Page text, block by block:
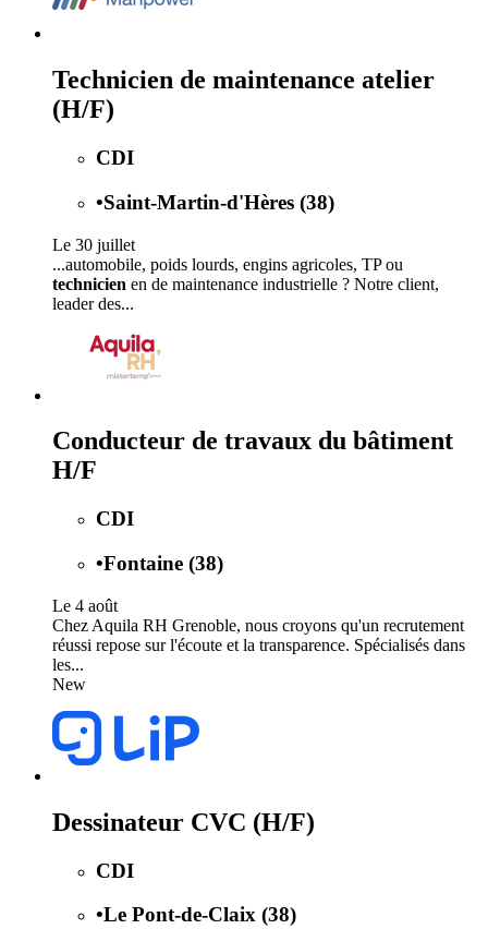
Technicien de maintenance atelier
(H/F)
CDI
•Saint-Martin-d'Hères (38)
Le 30 juillet
...automobile, poids lourds, engins agricoles, TP ou
technicien en de maintenance industrielle ? Notre client,
leader des...
Conducteur de travaux du bâtiment
H/F
CDI
•Fontaine (38)
Le 4 août
Chez Aquila RH Grenoble, nous croyons qu'un recrutement
réussi repose sur l'écoute et la transparence. Spécialisés dans
les...
New
Dessinateur CVC (H/F)
CDI
•Le Pont-de-Claix (38)